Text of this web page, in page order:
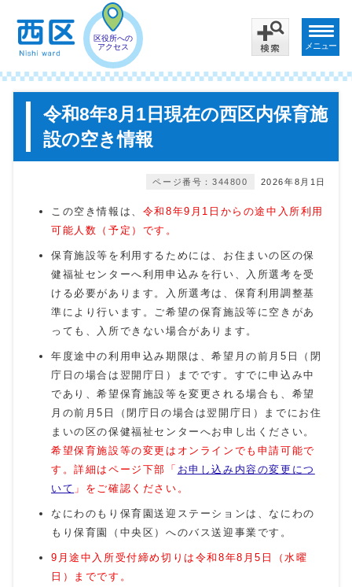
区役所への
アクセス
メニュー
令和8年8月1日現在の西区内保育施
設の空き情報
2026年8月1日
ページ番号：344800
この空き情報は、 令和8年9月1日からの途中入所利用
可能人数（予定）です。
保育施設等を利用するためには、お住まいの区の保
健福祉センターへ利用申込みを行い、入所選考を受
ける必要があります。入所選考は、保育利用調整基
準により行います。ご希望の保育施設等に空きがあ
っても、入所できない場合があります。
年度途中の利用申込み期限は、希望月の前月5日（閉
庁日の場合は翌開庁日）までです。すでに申込み中
であり、希望保育施設等を変更される場合も、希望
月の前月5日（閉庁日の場合は翌開庁日）までにお住
まいの区の保健福祉センターへお申し出ください。
希望保育施設等の変更はオンラインでも申請可能で
す。詳細はページ下部「 お申し込み内容の変更につ
いて 」をご確認ください。
なにわのもり保育園送迎ステーションは、なにわの
もり保育園（中央区）へのバス送迎事業です。
9月途中入所受付締め切りは令和8年8月5日（水曜
日）までです。